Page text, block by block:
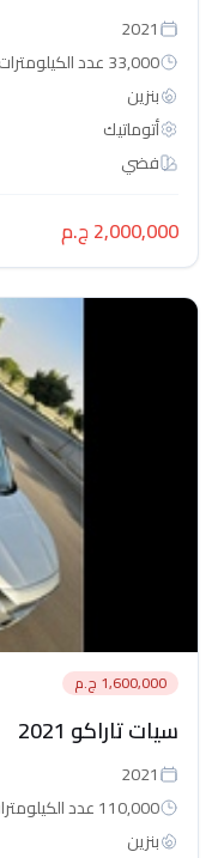
2021
33,000 عدد الكيلومترات
بنزين
أتوماتيك‎
فضي
2,000,000 ج.م
1,600,000 ج.م
سيات تاراكو 2021
2021
110,000 عدد الكيلومترات
بنزين